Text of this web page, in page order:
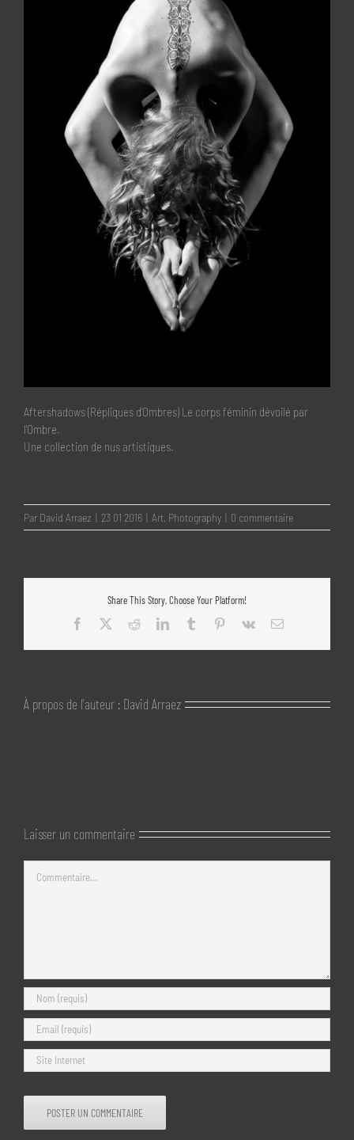
Aftershadows (Répliques d’Ombres) Le corps féminin dévoilé par
l’Ombre.
Une collection de nus artistiques.
Par David Arraez | 23 01 2016 | Art, Photography | 0 commentaire
Share This Story, Choose Your Platform!
Facebook
RedditLinkedInTumblr Pinterest
Vk Email
À propos de l'auteur : David Arraez
Laisser un commentaire